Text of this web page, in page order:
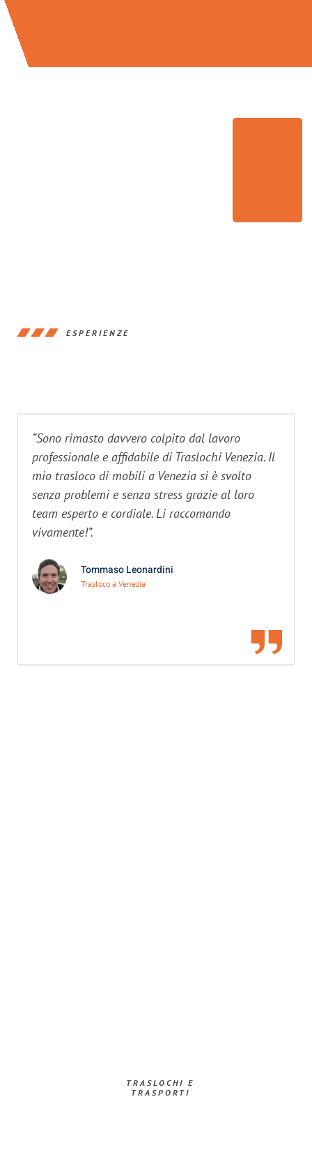
ESPERIENZE
“Sono rimasto davvero colpito dal lavoro
professionale e affidabile di Traslochi Venezia. Il
mio trasloco di mobili a Venezia si è svolto
senza problemi e senza stress grazie al loro
team esperto e cordiale. Li raccomando
vivamente!”.
Tommaso Leonardini
Trasloco a Venezia
TRASLOCHI E
TRASPORTI​